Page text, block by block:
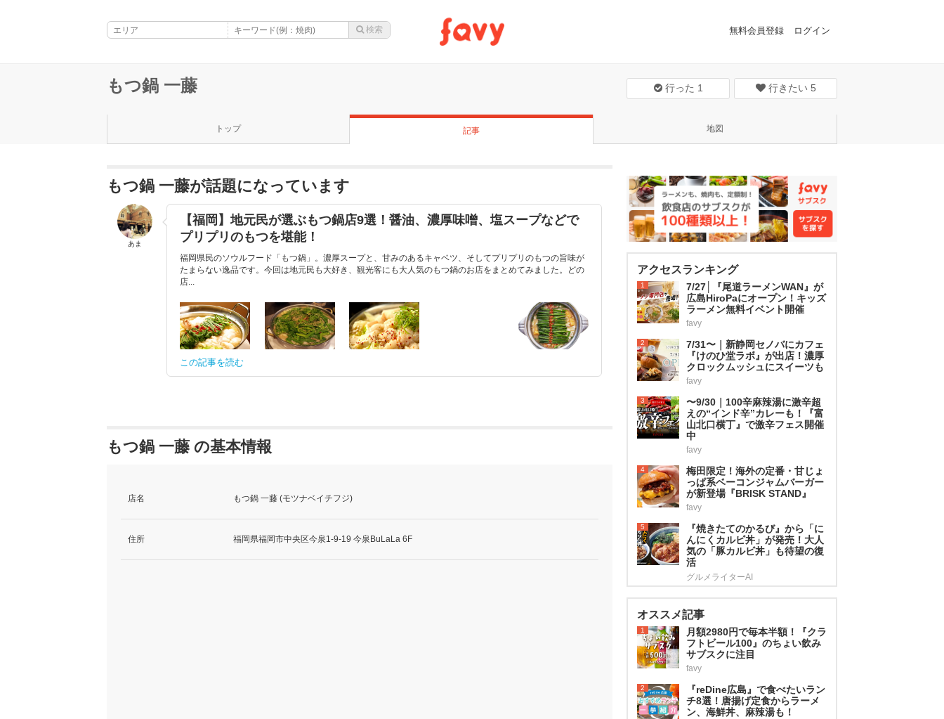
無料会員登録 ログイン
もつ鍋 一藤 行った 1 行きたい 5
トップ 記事 地図
もつ鍋 一藤が話題になっています
あま
【福岡】地元民が選ぶもつ鍋店9選！醤油、濃厚味噌、塩スープなどで
プリプリのもつを堪能！
福岡県民のソウルフード「もつ鍋」。濃厚スープと、甘みのあるキャベツ、そしてプリプリのもつの旨味が
たまらない逸品です。今回は地元民も大好き、観光客にも大人気のもつ鍋のお店をまとめてみました。どの
店...
この記事を読む
もつ鍋 一藤 の基本情報
店名 もつ鍋 一藤 (モツナベイチフジ)
住所 福岡県福岡市中央区今泉1-9-19 今泉BuLaLa 6F
アクセスランキング
1
7/27│『尾道ラーメンWAN』が
広島HiroPaにオープン！キッズ
ラーメン無料イベント開催
favy
2
7/31〜｜新静岡セノバにカフェ
『けのひ堂ラボ』が出店！濃厚
クロックムッシュにスイーツも
favy
3
〜9/30｜100辛麻辣湯に激辛超
えの“インド辛”カレーも！『富
山北口横丁』で激辛フェス開催
中
favy
4
梅田限定！海外の定番・甘じょ
っぱ系ベーコンジャムバーガー
が新登場『BRISK STAND』
favy
5
『焼きたてのかるび』から「に
んにくカルビ丼」が発売！大人
気の「豚カルビ丼」も待望の復
活
グルメライターAI
オススメ記事
1
月額2980円で毎本半額！『クラ
フトビール100』のちょい飲み
サブスクに注目
favy
2
『reDine広島』で食べたいラン
チ8選！唐揚げ定食からラーメ
ン、海鮮丼、麻辣湯も！